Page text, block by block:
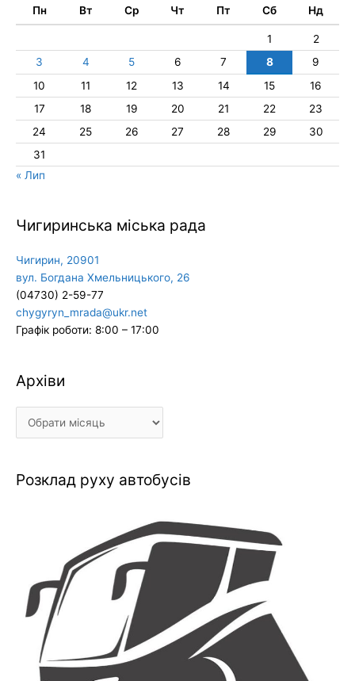
Пн Вт Ср Чт Пт Сб Нд
1
2
3
4 5 6 7 8
9
10
11 12 13 14 15
16
17
18 19 20 21 22
23
24
25 26 27 28 29
30
31
« Лип
Чигиринська міська рада
Чигирин, 20901
вул. Богдана Хмельницького, 26
(04730) 2-59-77
chygyryn_mrada@ukr.net
Графік роботи: 8:00 – 17:00
Архіви
Архіви
Розклад руху автобусів